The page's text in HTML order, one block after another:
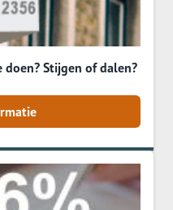
Stijgen of dalen?